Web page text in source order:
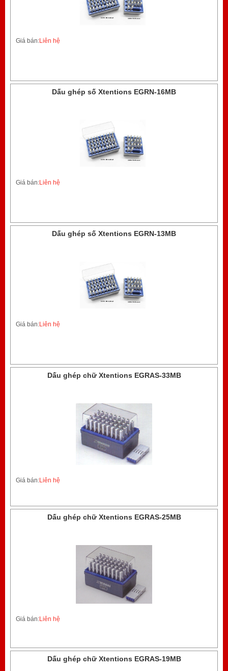
Giá bán:Liên hệ
Dấu ghép số Xtentions EGRN-16MB
Giá bán:Liên hệ
Dấu ghép số Xtentions EGRN-13MB
Giá bán:Liên hệ
Dấu ghép chữ Xtentions EGRAS-33MB
Giá bán:Liên hệ
Dấu ghép chữ Xtentions EGRAS-25MB
Giá bán:Liên hệ
Dấu ghép chữ Xtentions EGRAS-19MB